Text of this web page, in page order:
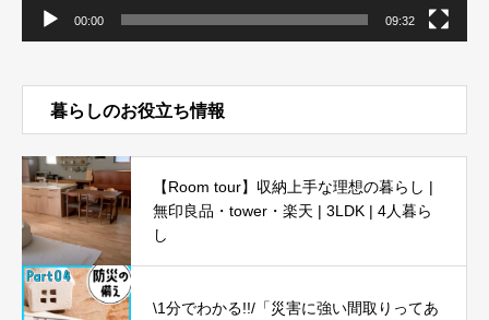
00:00 09:32
暮らしのお役立ち情報
【Room tour】収納上手な理想の暮らし |
無印良品・tower・楽天 | 3LDK | 4人暮ら
し
\1分でわかる!!/「災害に強い間取りってあ